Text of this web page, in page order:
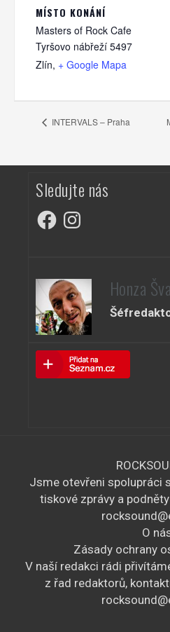
MÍSTO KONÁNÍ
Masters of Rock Cafe
Tyršovo nábřeží 5497
Zlín, + Google Mapa
INTERVALS – Praha
Sledujte nás
FacebookInstagram
Honza
Jsme otevřeni spolupráci
tiskové zprávy a
O
Zásady ochrany
V naší redakci rádi
z řad redaktorů,